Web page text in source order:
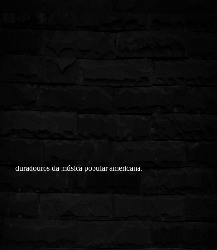
duradouros da música popular americana.